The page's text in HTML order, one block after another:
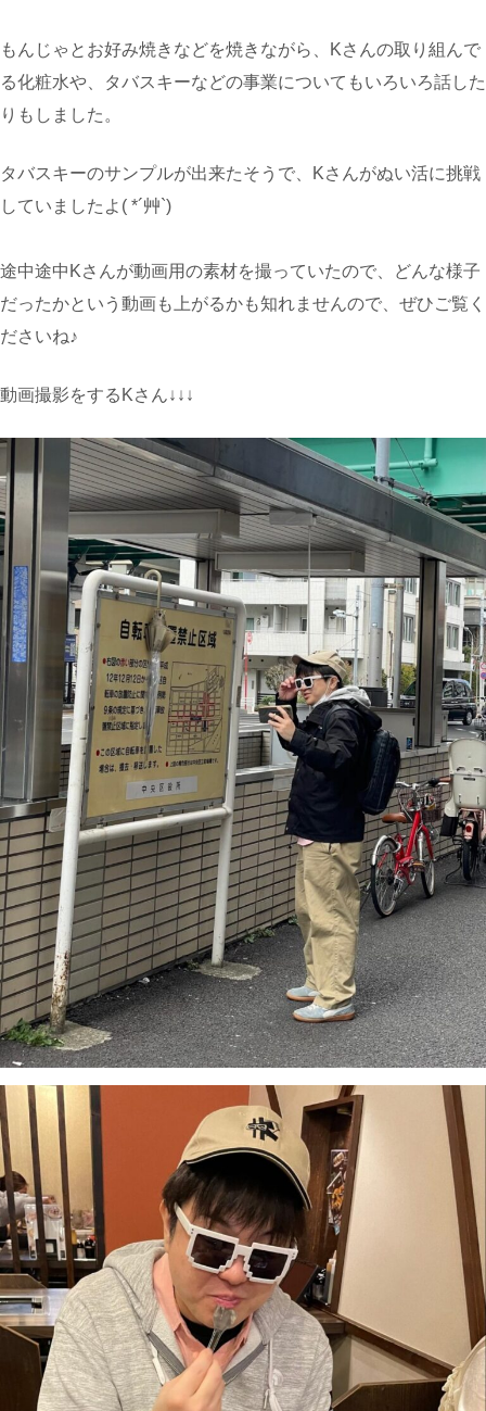
もんじゃとお好み焼きなどを焼きながら、Kさんの取り組んで
る化粧水や、タバスキーなどの事業についてもいろいろ話した
りもしました。
タバスキーのサンプルが出来たそうで、Kさんがぬい活に挑戦
していましたよ( *´艸`)
途中途中Kさんが動画用の素材を撮っていたので、どんな様子
だったかという動画も上がるかも知れませんので、ぜひご覧く
ださいね♪
動画撮影をするKさん↓↓↓